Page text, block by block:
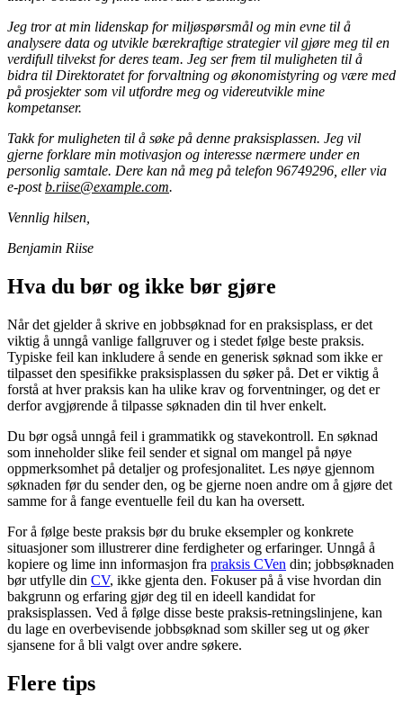
Jeg tror at min lidenskap for miljøspørsmål og min evne til å
analysere data og utvikle bærekraftige strategier vil gjøre meg til en
verdifull tilvekst for deres team. Jeg ser frem til muligheten til å
bidra til Direktoratet for forvaltning og økonomistyring og være med
på prosjekter som vil utfordre meg og videreutvikle mine
kompetanser.
Takk for muligheten til å søke på denne praksisplassen. Jeg vil
gjerne forklare min motivasjon og interesse nærmere under en
personlig samtale. Dere kan nå meg på telefon 96749296, eller via
e-postb.riise@example.com.
Vennlig hilsen,
Benjamin Riise
Hva du bør og ikke bør gjøre
Når det gjelder å skrive en jobbsøknad for en praksisplass, er det
viktig å unngå vanlige fallgruver og i stedet følge beste praksis.
Typiske feil kan inkludere å sende en generisk søknad som ikke er
tilpasset den spesifikke praksisplassen du søker på. Det er viktig å
forstå at hver praksis kan ha ulike krav og forventninger, og det er
derfor avgjørende å tilpasse søknaden din til hver enkelt.
Du bør også unngå feil i grammatikk og stavekontroll. En søknad
som inneholder slike feil sender et signal om mangel på nøye
oppmerksomhet på detaljer og profesjonalitet. Les nøye gjennom
søknaden før du sender den, og be gjerne noen andre om å gjøre det
samme for å fange eventuelle feil du kan ha oversett.
For å følge beste praksis bør du bruke eksempler og konkrete
situasjoner som illustrerer dine ferdigheter og erfaringer. Unngå å
kopiere og lime inn informasjon fra praksis CVen din; jobbsøknaden
bør utfylle din CV, ikke gjenta den. Fokuser på å vise hvordan din
bakgrunn og erfaring gjør deg til en ideell kandidat for
praksisplassen. Ved å følge disse beste praksis-retningslinjene, kan
du lage en overbevisende jobbsøknad som skiller seg ut og øker
sjansene for å bli valgt over andre søkere.
Flere tips